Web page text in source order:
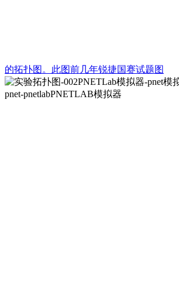
的拓扑图。此图前几年锐捷国赛试题图